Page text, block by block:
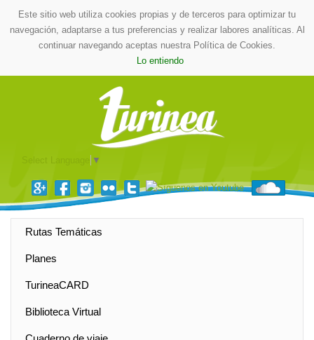
Este sitio web utiliza cookies propias y de terceros para optimizar tu
navegación, adaptarse a tus preferencias y realizar labores analíticas. Al
continuar navegando aceptas nuestra Política de Cookies.
Lo entiendo
▼
Rutas Temáticas
Planes
TurineaCARD
Biblioteca Virtual